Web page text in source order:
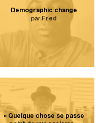
Demographic change
parFred
« Quelque chose se passe